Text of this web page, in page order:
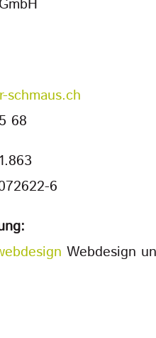
schmaus.ch
68
6
Webdesign